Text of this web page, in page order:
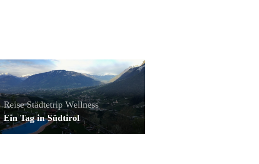
Reise Städtetrip Wellness
Ein Tag in Südtirol